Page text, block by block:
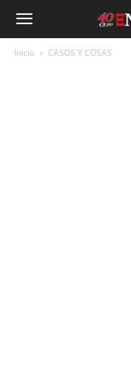
Inicio CASOS Y COSAS